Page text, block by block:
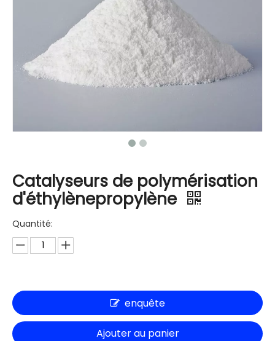
Catalyseurs de polymérisation
d'éthylènepropylène
Quantité:
enquête
Ajouter au panier